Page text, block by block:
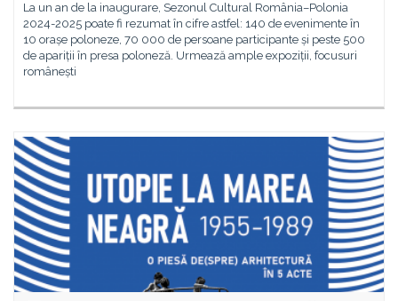
La un an de la inaugurare, Sezonul Cultural România–Polonia
2024-2025 poate fi rezumat în cifre astfel: 140 de evenimente în
10 orașe poloneze, 70 000 de persoane participante și peste 500
de apariții în presa poloneză. Urmează ample expoziții, focusuri
românești